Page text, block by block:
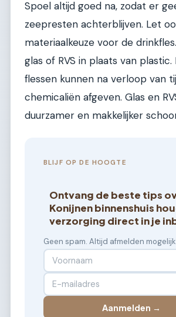
Spoel altijd goed na, zodat er
zeepresten achterblijven. Let
materiaalkeuze voor de
glas of RVS in plaats van plastic.
flessen kunnen na verloop van
chemicaliën afgeven. Glas en
duurzamer en makkelijker
BLIJF OP DE HOOGTE
Ontvang de beste tips
Konijnen binnenshuis
verzorging direct in je
Geen spam. Altijd afmelden
Aanmelden →